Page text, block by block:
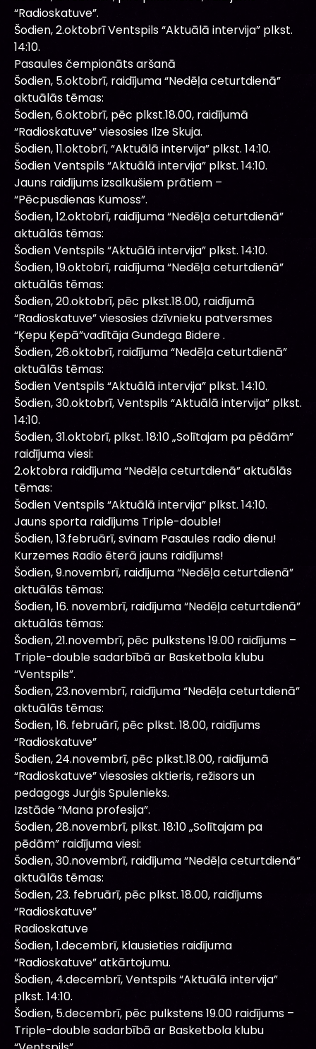
“Radioskatuve”.
Šodien, 2.oktobrī Ventspils “Aktuālā intervija” plkst.
14:10.
Pasaules čempionāts aršanā
Šodien, 5.oktobrī, raidījuma “Nedēļa ceturtdienā”
aktuālās tēmas:
Šodien, 6.oktobrī, pēc plkst.18.00, raidījumā
“Radioskatuve” viesosies Ilze Skuja.
Šodien, 11.oktobrī, “Aktuālā intervija” plkst. 14:10.
Šodien Ventspils “Aktuālā intervija” plkst. 14:10.
Jauns raidījums izsalkušiem prātiem –
“Pēcpusdienas Kumoss”.
Šodien, 12.oktobrī, raidījuma “Nedēļa ceturtdienā”
aktuālās tēmas:
Šodien Ventspils “Aktuālā intervija” plkst. 14:10.
Šodien, 19.oktobrī, raidījuma “Nedēļa ceturtdienā”
aktuālās tēmas:
Šodien, 20.oktobrī, pēc plkst.18.00, raidījumā
“Radioskatuve” viesosies dzīvnieku patversmes
“Ķepu Ķepā”vadītāja Gundega Bidere .
Šodien, 26.oktobrī, raidījuma “Nedēļa ceturtdienā”
aktuālās tēmas:
Šodien Ventspils “Aktuālā intervija” plkst. 14:10.
Šodien, 30.oktobrī, Ventspils “Aktuālā intervija” plkst.
14:10.
Šodien, 31.oktobrī, plkst. 18:10 „Solītajam pa pēdām”
raidījuma viesi:
2.oktobra raidījuma “Nedēļa ceturtdienā” aktuālās
tēmas:
Šodien Ventspils “Aktuālā intervija” plkst. 14:10.
Jauns sporta raidījums Triple-double!
Šodien, 13.februārī, svinam Pasaules radio dienu!
Kurzemes Radio ēterā jauns raidījums!
Šodien, 9.novembrī, raidījuma “Nedēļa ceturtdienā”
aktuālās tēmas:
Šodien, 16. novembrī, raidījuma “Nedēļa ceturtdienā”
aktuālās tēmas:
Šodien, 21.novembrī, pēc pulkstens 19.00 raidījums –
Triple-double sadarbībā ar Basketbola klubu
“Ventspils”.
Šodien, 23.novembrī, raidījuma “Nedēļa ceturtdienā”
aktuālās tēmas:
Šodien, 16. februārī, pēc plkst. 18.00, raidījums
“Radioskatuve”
Šodien, 24.novembrī, pēc plkst.18.00, raidījumā
“Radioskatuve” viesosies aktieris, režisors un
pedagogs Jurģis Spulenieks.
Izstāde “Mana profesija”.
Šodien, 28.novembrī, plkst. 18:10 „Solītajam pa
pēdām” raidījuma viesi:
Šodien, 30.novembrī, raidījuma “Nedēļa ceturtdienā”
aktuālās tēmas:
Šodien, 23. februārī, pēc plkst. 18.00, raidījums
“Radioskatuve”
Radioskatuve
Šodien, 1.decembrī, klausieties raidījuma
“Radioskatuve” atkārtojumu.
Šodien, 4.decembrī, Ventspils “Aktuālā intervija”
plkst. 14:10.
Šodien, 5.decembrī, pēc pulkstens 19.00 raidījums –
Triple-double sadarbībā ar Basketbola klubu